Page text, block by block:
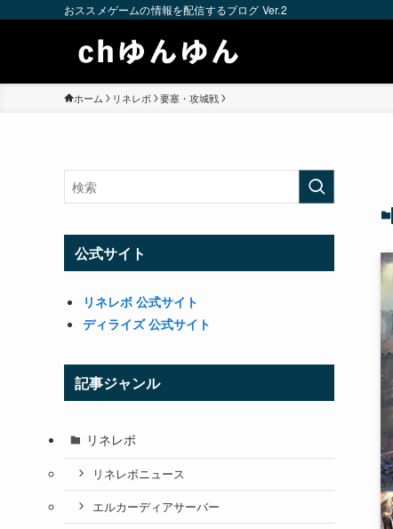
おススメゲームの情報を配信するブログ Ver.2
ホーム リネレボ 要塞・攻城戦
公式サイト
リネレボ 公式サイト
ディライズ 公式サイト
記事ジャンル
リネレボ
リネレボニュース
エルカーディアサーバー